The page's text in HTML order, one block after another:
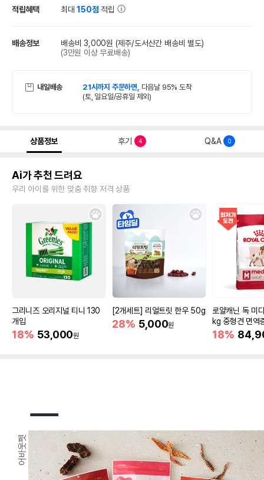
적립혜택 최대150점 적립
배송정보 배송비 3,000원 (제주/도서산간 배송비 별도)
(3만원 이상 무료배송)
내일배송 21시까지 주문하면, 다음날 95% 도착
(토, 일요일/공휴일 제외)
상품정보 후기 4 Q&A 0
Ai가 추천 드려요
우리 아이를 위한 맞춤 취향 저격 상품
그리니즈 오리지널 티니 130
개입
18% 53,000원
[2개세트] 리얼트릿 한우 50g
28% 5,000원
로얄캐닌 독 미
kg 중형견 면역
18%